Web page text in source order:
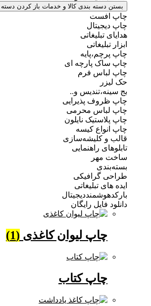
بندی کالا و خدمات باز کردن دسته بندی کالا و
پارچه ای
فرم
و..
پذیرایی
محرمی
نایلون
کیسه
کلیشه‌سازی
راهنمایی
گرافیکی
تبلیغاتی
فایل رایگان
چاپ لیوان کاغذی(1)
چاپ کتاب